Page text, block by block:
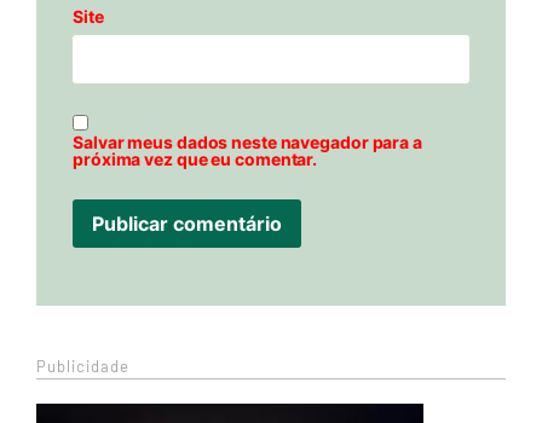
Site
Salvar meus dados neste navegador para a
próxima vez que eu comentar.
Publicidade